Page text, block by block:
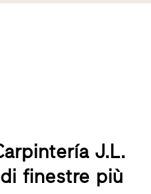
J.L.
finestre più